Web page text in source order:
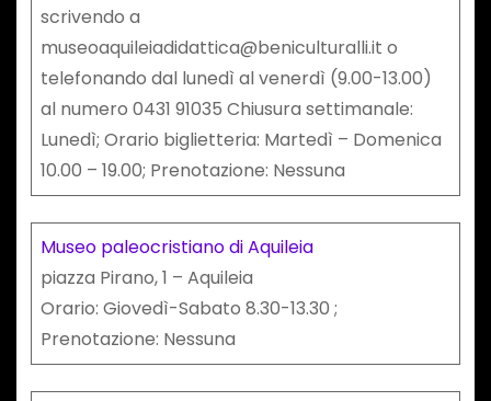
scrivendo a
museoaquileiadidattica@beniculturalli.it o
telefonando dal lunedì al venerdì (9.00-13.00)
al numero 0431 91035 Chiusura settimanale:
Lunedì; Orario biglietteria: Martedì – Domenica
10.00 – 19.00; Prenotazione: Nessuna
Museo paleocristiano di Aquileia
piazza Pirano, 1 – Aquileia
Orario: Giovedì-Sabato 8.30-13.30 ;
Prenotazione: Nessuna